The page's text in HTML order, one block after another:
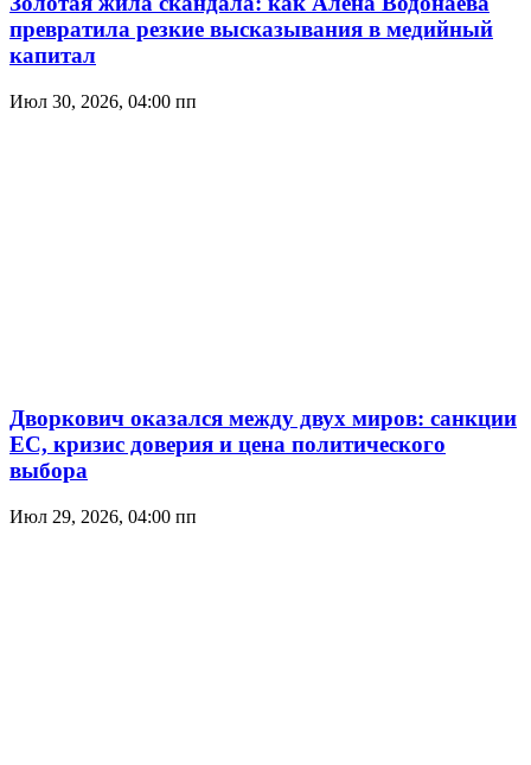
превратила резкие высказывания в медийный
капитал
Июл 30, 2026, 04:00 пп
Дворкович оказался между двух миров: санкции
ЕС, кризис доверия и цена политического
выбора
Июл 29, 2026, 04:00 пп